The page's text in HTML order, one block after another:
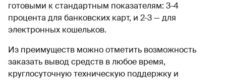
готовыми к стандартным показателям: 3-4
процента для банковских карт, и 2-3 — для
электронных кошельков.
Из преимуществ можно отметить возможность
заказать вывод средств в любое время,
круглосуточную техническую поддержку и